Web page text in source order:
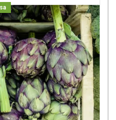
megelőző vagy gyógyító
vegyes étrendet és az
A termék nem az orvosi kezelés
esetén használatát beszélje meg
mennyiséget ne lépje túl!
bármelyikére érzékeny
tartandó!